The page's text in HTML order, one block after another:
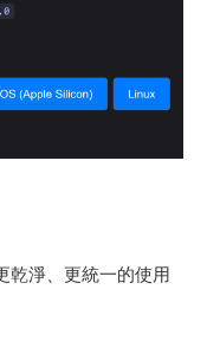
乾淨、更統一的使用